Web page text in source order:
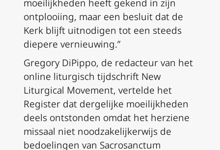
moeilijkheden heeft gekend in zijn
ontplooiing, maar een besluit dat de
Kerk blijft uitnodigen tot een steeds
diepere vernieuwing.”
Gregory DiPippo, de redacteur van het
online liturgisch tijdschrift New
Liturgical Movement, vertelde het
Register dat dergelijke moeilijkheden
deels ontstonden omdat het herziene
missaal niet noodzakelijkerwijs de
bedoelingen van Sacrosanctum